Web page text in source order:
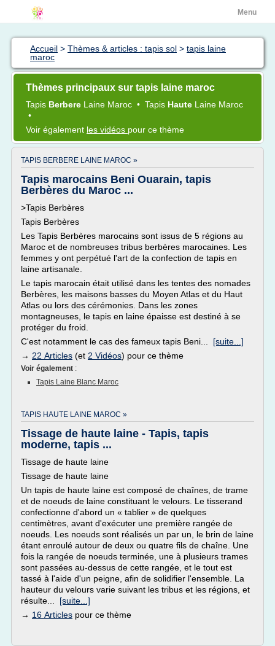
Menu
Accueil > Thèmes & articles : tapis sol > tapis laine
maroc
Thèmes principaux sur tapis laine maroc
Tapis Berbere Laine Maroc • Tapis Haute Laine Maroc
•
Voir également les vidéos pour ce thème
TAPIS BERBERE LAINE MAROC »
Tapis marocains Beni Ouarain, tapis
Berbères du Maroc ...
>Tapis Berbères
Tapis Berbères
Les Tapis Berbères marocains sont issus de 5 régions au
Maroc et de nombreuses tribus berbères marocaines. Les
femmes y ont perpétué l'art de la confection de tapis en
laine artisanale.
Le tapis marocain était utilisé dans les tentes des nomades
Berbères, les maisons basses du Moyen Atlas et du Haut
Atlas ou lors des cérémonies. Dans les zones
montagneuses, le tapis en laine épaisse est destiné à se
protéger du froid.
C'est notamment le cas des fameux tapis Beni... [suite...]
→ 22 Articles (et 2 Vidéos) pour ce thème
Voir également :
Tapis Laine Blanc Maroc
TAPIS HAUTE LAINE MAROC »
Tissage de haute laine - Tapis, tapis
moderne, tapis ...
Tissage de haute laine
Tissage de haute laine
Un tapis de haute laine est composé de chaînes, de trame
et de noeuds de laine constituant le velours. Le tisserand
confectionne d'abord un « tablier » de quelques
centimètres, avant d'exécuter une première rangée de
noeuds. Les noeuds sont réalisés un par un, le brin de laine
étant enroulé autour de deux ou quatre fils de chaîne. Une
fois la rangée de noeuds terminée, une à plusieurs trames
sont passées au-dessus de cette rangée, et le tout est
tassé à l'aide d'un peigne, afin de solidifier l'ensemble. La
hauteur du velours varie suivant les tribus et les régions, et
résulte... [suite...]
→ 16 Articles pour ce thème